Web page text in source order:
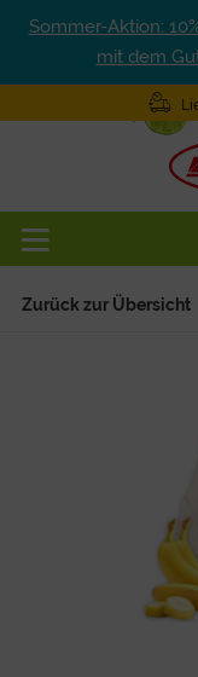
Sommer-Aktion:
mit dem
Zurück zur Übersicht